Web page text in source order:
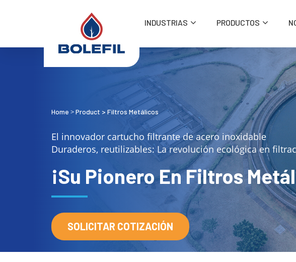
INDUSTRIAS PRODUCTOS
Home >Product > Filtros Metálicos
El innovador cartucho filtrante de acero inoxidable
Duraderos, reutilizables: La revolución ecológica en
¡Su Pionero En Filtros
SOLICITAR COTIZACIÓN